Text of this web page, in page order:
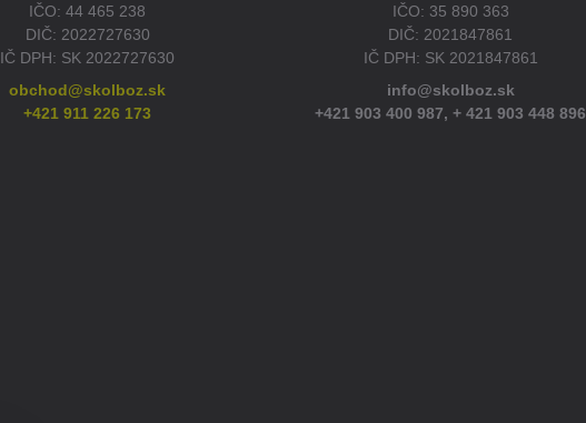
IČO: 44 465 238
DIČ: 2022727630
IČ DPH: SK 2022727630
obchod@skolboz.sk
+421 911 226 173
IČO: 35 890 363
DIČ: 2021847861
IČ DPH: SK 2021847861
info@skolboz.sk
+421 903 400 987,+ 421 903 448 896